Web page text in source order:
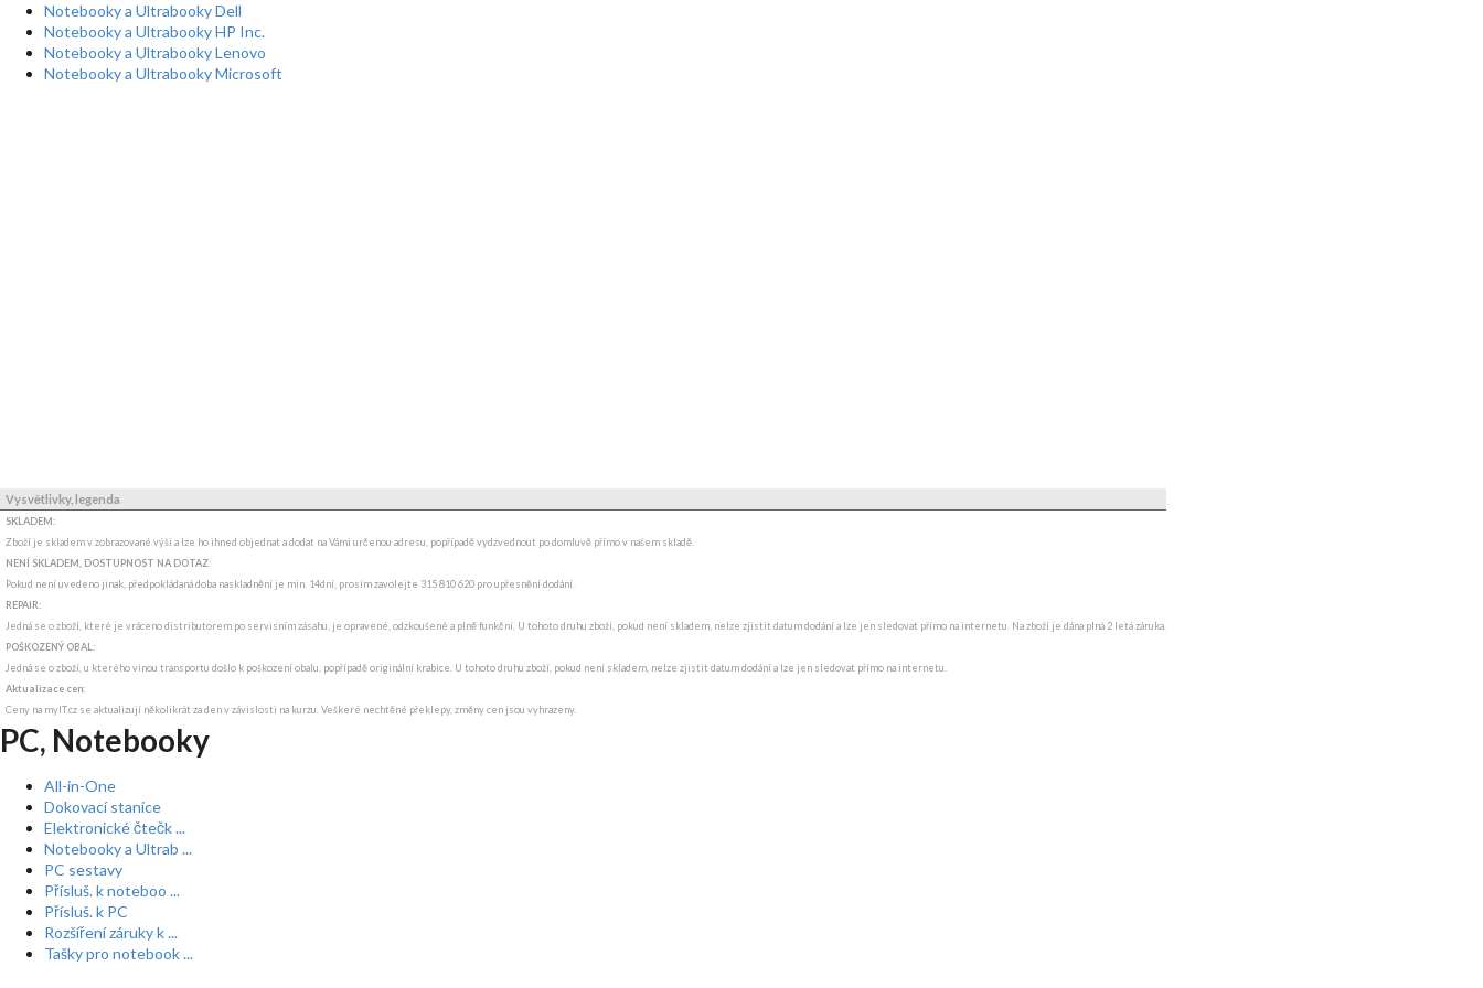
Notebooky a Ultrabooky Dell
Notebooky a Ultrabooky HP Inc.
Notebooky a Ultrabooky Lenovo
Notebooky a Ultrabooky Microsoft
Vysvětlivky, legenda
SKLADEM:
Zboží je skladem v zobrazované výši a lze ho ihned objednat a dodat na Vámi určenou adresu, popřípadě vydzvednout po domluvě přímo v našem skladě.
NENÍ SKLADEM, DOSTUPNOST NA DOTAZ:
Pokud není uvedeno jinak, předpokládaná doba naskladnění je min. 14dní, prosím zavolejte 315 810 620 pro upřesnění dodání.
REPAIR:
Jedná se o zboží, které je vráceno distributorem po servisním zásahu, je opravené, odzkoušené a plně funkční. U tohoto druhu zboží, pokud není skladem, nelze zjistit datum dodání a lze jen sledovat přímo na internetu. Na zboží je dána plná 2 letá záruka.
POŠKOZENÝ OBAL:
Jedná se o zboží, u kterého vinou transportu došlo k poškození obalu, popřípadě originální krabice. U tohoto druhu zboží, pokud není skladem, nelze zjistit datum dodání a lze jen sledovat přímo na internetu.
Aktualizace cen:
Ceny na myIT.cz se aktualizují několikrát za den v závislosti na kurzu. Veškeré nechtěné překlepy, změny cen jsou vyhrazeny.
PC, Notebooky
All-in-One
Dokovací stanice
Elektronické čtečk ...
Notebooky a Ultrab ...
PC sestavy
Přísluš. k noteboo ...
Přísluš. k PC
Rozšíření záruky k ...
Tašky pro notebook ...